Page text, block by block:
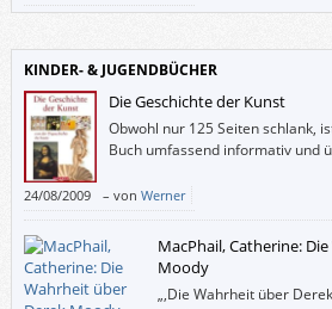
KINDER- & JUGENDBÜCHER
Die Geschichte der Kunst
Obwohl nur 125 Seiten schlank,
Buch umfassend informativ und
24/08/2009 – von Werner
MacPhail, Catherine:
Moody
„,Die Wahrheit über